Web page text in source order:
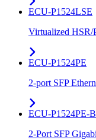
ECU-P1524LSE
Virtualized HSR/
ECU-P1524PE
2-port SFP
ECU-P1524PE-B
2-Port SFP